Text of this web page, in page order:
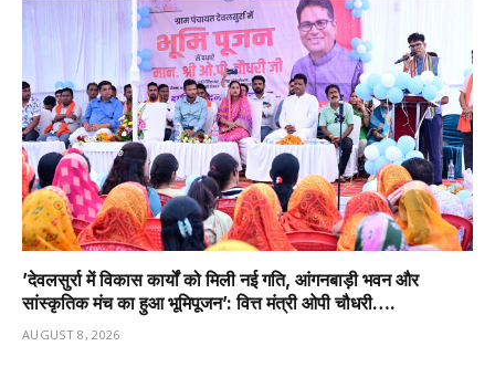
’देवलसुर्रा में विकास कार्यों को मिली नई गति, आंगनबाड़ी भवन और
सांस्कृतिक मंच का हुआ भूमिपूजन’: वित्त मंत्री ओपी चौधरी….
AUGUST 8, 2026